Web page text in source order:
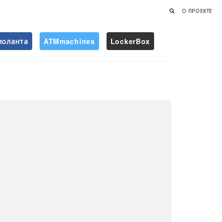
О ПРОЕКТЕ
ATMmachines LockerBox